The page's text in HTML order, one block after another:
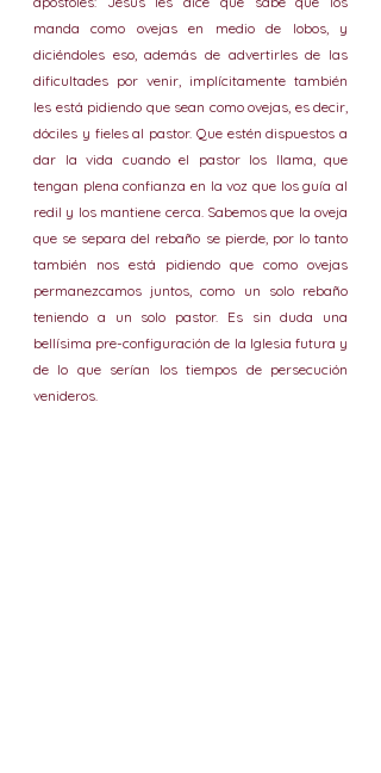
manda como ovejas en medio de lobos, y
diciéndoles eso, además de advertirles de las
dificultades por venir, implícitamente también
les está pidiendo que sean como ovejas, es decir,
dóciles y fieles al pastor. Que estén dispuestos a
dar la vida cuando el pastor los llama, que
tengan plena confianza en la voz que los guía al
redil y los mantiene cerca. Sabemos que la oveja
que se separa del rebaño se pierde, por lo tanto
también nos está pidiendo que como ovejas
permanezcamos juntos, como un solo rebaño
teniendo a un solo pastor. Es sin duda una
bellísima pre-configuración de la Iglesia futura y
de lo que serían los tiempos de persecución
venideros.